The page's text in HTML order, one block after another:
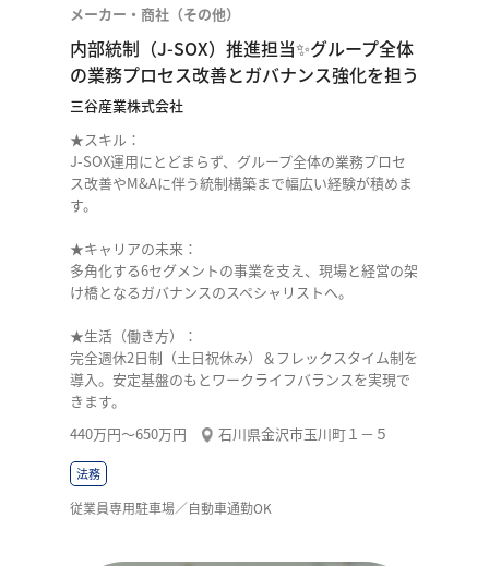
メーカー・商社（その他）
内部統制（J-SOX）推進担当✨グループ全体
の業務プロセス改善とガバナンス強化を担う
三谷産業株式会社
★スキル：
J-SOX運用にとどまらず、グループ全体の業務プロセ
ス改善やM&Aに伴う統制構築まで幅広い経験が積めま
す。
★キャリアの未来：
多角化する6セグメントの事業を支え、現場と経営の架
け橋となるガバナンスのスペシャリストへ。
★生活（働き方）：
完全週休2日制（土日祝休み）＆フレックスタイム制を
導入。安定基盤のもとワークライフバランスを実現で
きます。
440万円〜650万円
石川県金沢市玉川町１－５
法務
従業員専用駐車場／自動車通勤OK